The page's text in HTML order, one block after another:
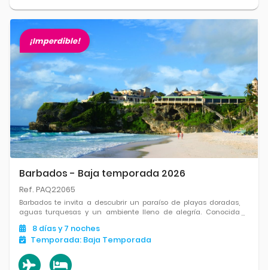
¡Imperdible!
Barbados - Baja temporada 2026
Ref. PAQ22065
Barbados te invita a descubrir un paraíso de playas doradas,
aguas turquesas y un ambiente lleno de alegría. Conocida
ritmo caribeño y hospitalidad sin igual.
8 díasy 7 noches
Temporada: Baja Temporada